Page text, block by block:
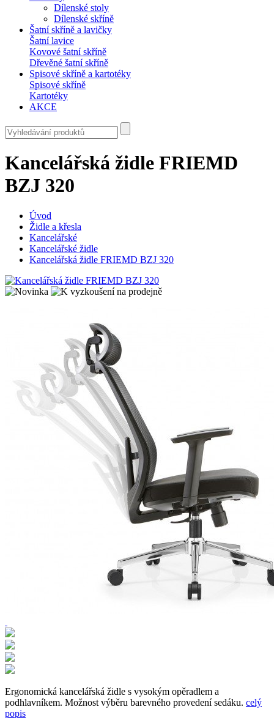
Dílenské stoly
Dílenské skříně
Šatní skříně a lavičky
Šatní lavice
Kovové šatní skříně
Dřevěné šatní skříně
Spisové skříně a kartotéky
Spisové skříně
Kartotéky
AKCE
Kancelářská židle FRIEMD
BZJ 320
Úvod
Židle a křesla
Kancelářské
Kancelářské židle
Kancelářská židle FRIEMD BZJ 320
Ergonomická kancelářská židle s vysokým opěradlem a
podhlavníkem. Možnost výběru barevného provedení sedáku. celý
popis